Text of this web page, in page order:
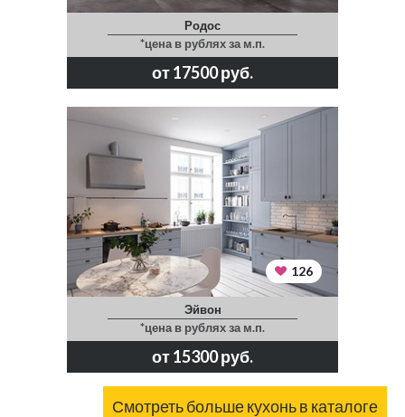
Родос
*цена в рублях за м.п.
от 17500 руб.
126
Эйвон
*цена в рублях за м.п.
от 15300 руб.
Смотреть больше кухонь в каталоге